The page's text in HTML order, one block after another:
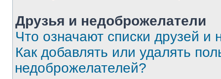
Друзья и недоброжелатели
Что означают списки друзей и
Как добавлять или удалять
недоброжелателей?